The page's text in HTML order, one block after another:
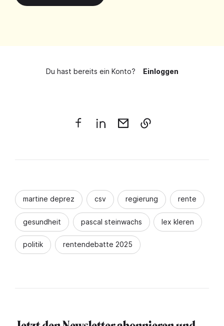
Du hast bereits ein Konto? Einloggen
martine deprez csv regierung rente
gesundheit pascal steinwachs lex kleren
politik rentendebatte 2025